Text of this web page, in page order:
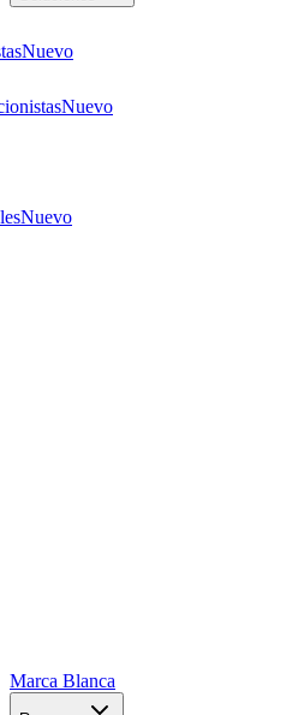
Nuevo
Nuevo
Nuevo
Marca Blanca